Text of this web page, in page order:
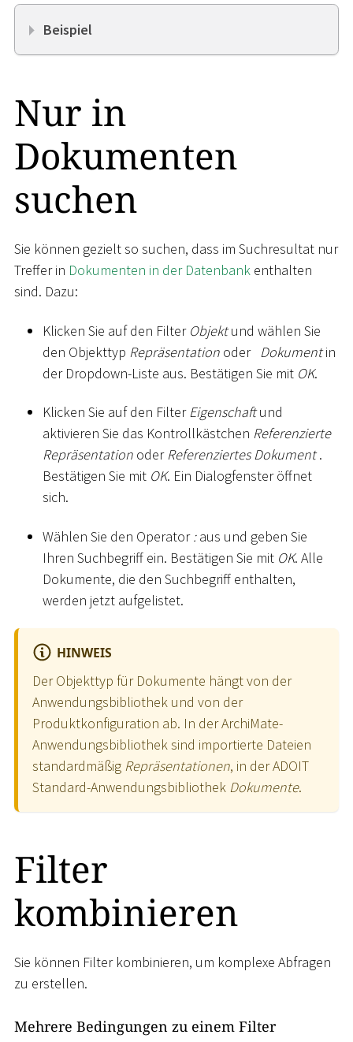
Beispiel
Nur in
Dokumenten
suchen
Sie können gezielt so suchen, dass im Suchresultat nur
Treffer in Dokumenten in der Datenbank enthalten
sind. Dazu:
Klicken Sie auf den Filter Objektund wählen Sie
den Objekttyp Repräsentation oder Dokumentin
der Dropdown-Liste aus. Bestätigen Sie mit OK.
Klicken Sie auf den FilterEigenschaftund
aktivieren Sie das Kontrollkästchen Referenzierte
Repräsentation oderReferenziertes Dokument.
Bestätigen Sie mit OK. Ein Dialogfenster öffnet
sich.
Wählen Sie den Operator:aus und geben Sie
Ihren Suchbegriff ein. Bestätigen Sie mit OK. Alle
Dokumente, die den Suchbegriff enthalten,
werden jetzt aufgelistet.
HINWEIS
Der Objekttyp für Dokumente hängt von der
Anwendungsbibliothek und von der
Produktkonfiguration ab. In der ArchiMate-
Anwendungsbibliothek sind importierte Dateien
standardmäßig Repräsentationen, in der ADOIT
Standard-Anwendungsbibliothek Dokumente.
Filter
kombinieren
Sie können Filter kombinieren, um komplexe Abfragen
zu erstellen.
Mehrere Bedingungen zu einem Filter